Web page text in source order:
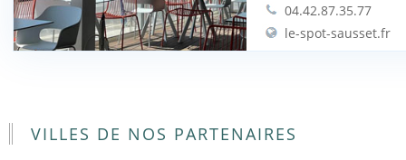
04.42.87.35.77
le-spot-sausset.fr
VILLES DE NOS PARTENAIRES